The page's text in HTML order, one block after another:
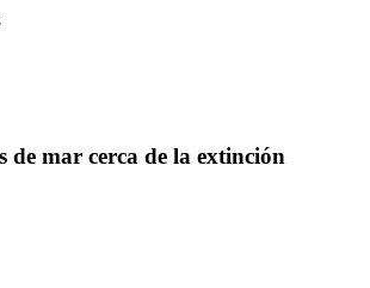
de mar cerca de la extinción